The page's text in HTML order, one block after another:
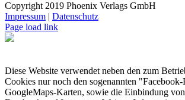
Copyright 2019 Phoenix Verlags GmbH
Impressum | Datenschutz
Page load link
Diese Website verwendet neben den zum
Cookies nur noch den sogenannten
GoogleMaps-Karten, sowie die Einbindung